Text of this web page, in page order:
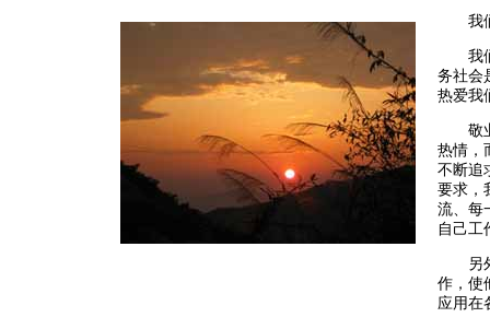
我们
我们
务社会
热爱我
敬业
热情，
不断追
要求，
流、每
自己工
另外
作，使
应用在